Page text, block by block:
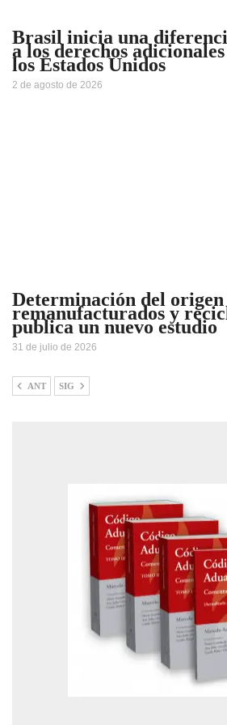
Brasil inicia una
a los derechos
los Estados Unidos
2 de agosto de 2026
Determinación del
remanufacturados y
publica un nuevo estudio
31 de julio de 2026
ANT SIG